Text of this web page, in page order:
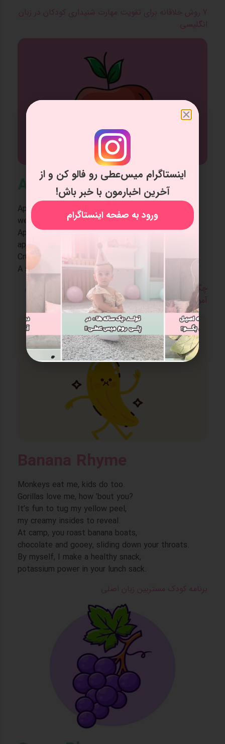
7 روش خلاقانه برای تقویت مهارت شنیداری کودکان در زبان
انگلیسی
Apple Rhyme
Apples – yellow, red, and green,
we bob for apples at Halloween.
Apple juice and apple pie,
applesauce is fun to try.
Crunchy apples – have a bite!
A slice of apple is pure delight.
چگونه با استفاده از کارتون‌ها، زبان انگلیسی را به کودکان
آموزش دهیم
Monkeys eat me, kids do too.
Gorillas love me, how ’bout you?
It’s fun to tug my yellow peel,
my creamy insides to reveal.
At camp, you roast banana boats,
chocolate and gooey, sliding down your throats.
By myself, I make a healthy snack,
potassium power in your lunch sack.
برنامه کودک مستربین زبان اصلی
اینستاگرام میس‌عطی رو فالو کن و از
آخرین اخبارمون با خبر باش!
ورود به صفحه اینستاگرام